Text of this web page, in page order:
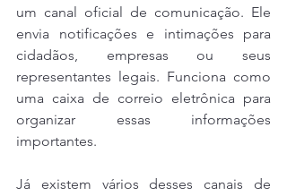
um canal oficial de comunicação. Ele
envia notificações e intimações para
cidadãos, empresas ou seus
representantes legais. Funciona como
uma caixa de correio eletrônica para
organizar essas informações
importantes.
Já existem vários desses canais de